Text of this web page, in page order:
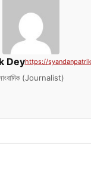
Deyhttps://
(Journalist)